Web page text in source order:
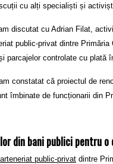
cu alți specialiști și
discutat cu Adrian Filat,
public-privat dintre
parcajelor controlate cu plată
constatat că proiectul de
îmbinate de funcționarii din
din bani publici pentru o
public-privat dintre